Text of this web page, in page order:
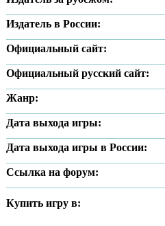
Издатель в России:
Официальный сайт:
Официальный русский сайт:
Жанр:
Дата выхода игры:
Дата выхода игры в России:
Ссылка на форум:
Купить игру в: